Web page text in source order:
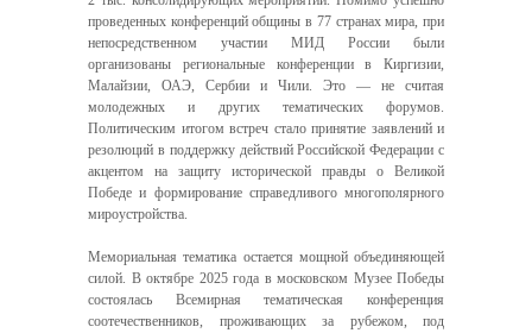
проведенных конференций общины в 77 странах мира, при
непосредственном участии МИД России были
организованы региональные конференции в Киргизии,
Малайзии, ОАЭ, Сербии и Чили. Это — не считая
молодежных и других тематических форумов.
Политическим итогом встреч стало принятие заявлений и
резолюций в поддержку действий Российской Федерации с
акцентом на защиту исторической правды о Великой
Победе и формирование справедливого многополярного
мироустройства.
Мемориальная тематика остается мощной объединяющей
силой. В октябре 2025 года в московском Музее Победы
состоялась Всемирная тематическая конференция
соотечественников, проживающих за рубежом, под